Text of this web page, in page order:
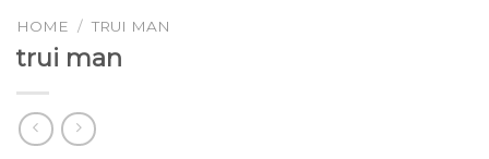
HOME / TRUI MAN
trui man